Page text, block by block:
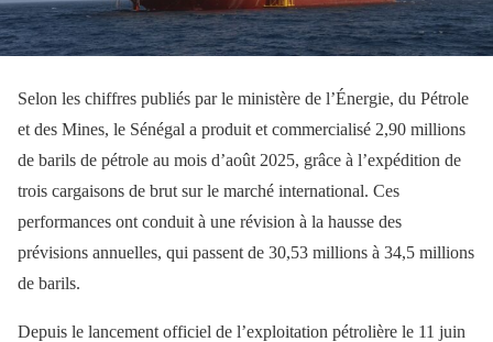
Selon les chiffres publiés par le ministère de l’Énergie, du Pétrole
et des Mines, le Sénégal a produit et commercialisé 2,90 millions
de barils de pétrole au mois d’août 2025, grâce à l’expédition de
trois cargaisons de brut sur le marché international. Ces
performances ont conduit à une révision à la hausse des
prévisions annuelles, qui passent de 30,53 millions à 34,5 millions
de barils.
Depuis le lancement officiel de l’exploitation pétrolière le 11 juin